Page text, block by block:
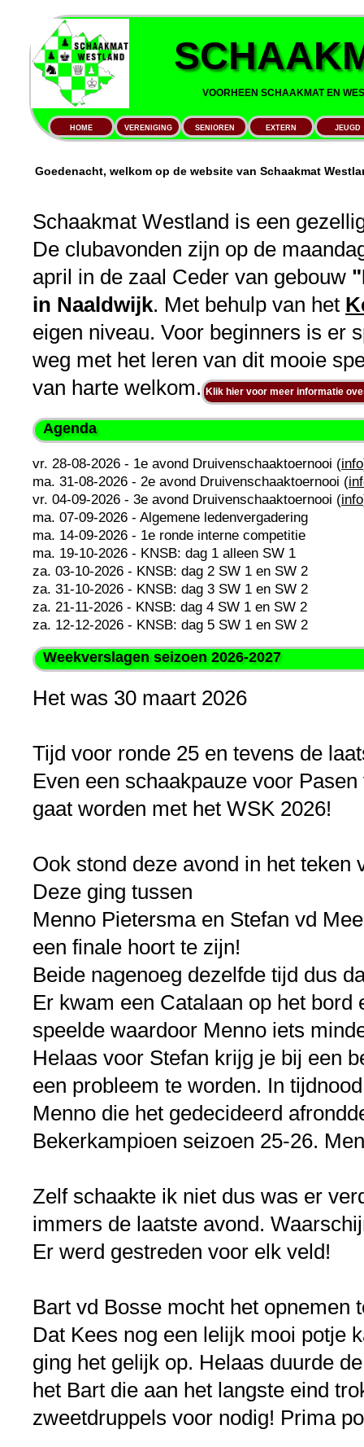
VOORHEEN SCHAAKMAT EN
HOME VERENIGING SENIOREN EXTERN JEUGD
Goedenacht, welkom op de website van Schaakmat
Schaakmat Westland is een
De clubavonden zijn op de
april in de zaal Ceder van gebouw
in Naaldwijk. Met behulp van het
eigen niveau. Voor beginners is er
weg met het leren van dit mooie
van harte welkom.
Klik hier voor meer informatie
Agenda
vr. 28-08-2026 - 1e avond Druivenschaaktoernooi (info
ma. 31-08-2026 - 2e avond Druivenschaaktoernooi (
vr. 04-09-2026 - 3e avond Druivenschaaktoernooi (info
ma. 07-09-2026 - Algemene ledenvergadering
ma. 14-09-2026 - 1e ronde interne competitie
ma. 19-10-2026 - KNSB: dag 1 alleen SW 1
za. 03-10-2026 - KNSB: dag 2 SW 1 en SW 2
za. 31-10-2026 - KNSB: dag 3 SW 1 en SW 2
za. 21-11-2026 - KNSB: dag 4 SW 1 en SW 2
za. 12-12-2026 - KNSB: dag 5 SW 1 en SW 2
Weekverslagen seizoen 2026-2027
Het was 30 maart 2026
Tijd voor ronde 25 en tevens de
Even een schaakpauze voor
gaat worden met het WSK 2026!
Ook stond deze avond in het teken
Deze ging tussen
Menno Pietersma en Stefan vd
een finale hoort te zijn!
Beide nagenoeg dezelfde tijd dus
Er kwam een Catalaan op het
speelde waardoor Menno iets
Helaas voor Stefan krijg je bij een
een probleem te worden. In
Menno die het gedecideerd
Bekerkampioen seizoen 25-26.
Zelf schaakte ik niet dus was er
immers de laatste avond.
Er werd gestreden voor elk veld!
Bart vd Bosse mocht het opnemen
Dat Kees nog een lelijk mooi potje
ging het gelijk op. Helaas duurde
het Bart die aan het langste eind
zweetdruppels voor nodig! Prima